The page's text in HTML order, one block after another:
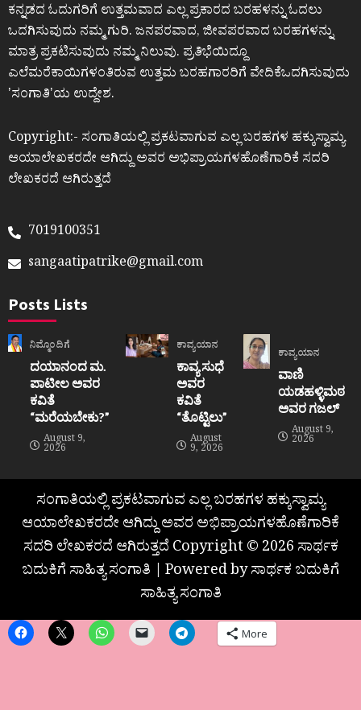
ಕನ್ನಡದ ಓದುಗರಿಗೆ ಉತ್ತಮವಾದ ಎಲ್ಲ ಪ್ರಕಾರದ ಬರಹಳನ್ನು ಓದಲು
ಒದಗಿಸುವುದು ನಮ್ಮ ಗುರಿ. ಜನಪರವಾದ, ಜೀವಪರವಾದ ಬರಹಗಳನ್ನು
ಮಾತ್ರ ಪ್ರಕಟಿಸುವುದು ನಮ್ಮ ನಿಲುವು. ಪ್ರತಿಭೆಯಿದ್ದೂ
ಎಲೆಮರೆಕಾಯಿಗಳಂತಿರುವ ಉತ್ತಮ ಬರಹಗಾರರಿಗೆ ವೇದಿಕೆಒದಗಿಸುವುದು
ʼಸಂಗಾತಿʼಯ ಉದ್ದೇಶ.
Copyright:- ಸಂಗಾತಿಯಲ್ಲಿ ಪ್ರಕಟವಾಗುವ ಎಲ್ಲ ಬರಹಗಳ ಹಕ್ಕುಸ್ವಾಮ್ಯ
ಆಯಾಲೇಖಕರದೇ ಆಗಿದ್ದು ಅವರ ಅಭಿಪ್ರಾಯಗಳಹೊಣೆಗಾರಿಕೆ ಸದರಿ
ಲೇಖಕರದೆ ಆಗಿರುತ್ತದೆ
7019100351
sangaatipatrike@gmail.com
Posts Lists
ನಿಮ್ಮೊಂದಿಗೆ
ದಯಾನಂದ ಮ.
ಪಾಟೀಲ ಅವರ
ಕವಿತೆ
“ಮರೆಯಬೇಕು?”
August 9,
2026
ಕಾವ್ಯಯಾನ
ಕಾವ್ಯ ಸುಧೆ
ಅವರ
ಕವಿತೆ
“ತೊಟ್ಟಿಲು”
August
9, 2026
ಕಾವ್ಯಯಾನ
ವಾಣಿ
ಯಡಹಳ್ಳಿಮಠ
ಅವರ ಗಜಲ್
August 9,
2026
ಸಂಗಾತಿಯಲ್ಲಿ ಪ್ರಕಟವಾಗುವ ಎಲ್ಲ ಬರಹಗಳ ಹಕ್ಕುಸ್ವಾಮ್ಯ
ಆಯಾಲೇಖಕರದೇ ಆಗಿದ್ದು ಅವರ ಅಭಿಪ್ರಾಯಗಳಹೊಣೆಗಾರಿಕೆ
ಸದರಿ ಲೇಖಕರದೆ ಆಗಿರುತ್ತದೆ Copyright © 2026 ಸಾರ್ಥಕ
ಬದುಕಿಗೆ ಸಾಹಿತ್ಯ ಸಂಗಾತಿ | Powered by ಸಾರ್ಥಕ ಬದುಕಿಗೆ
ಸಾಹಿತ್ಯ ಸಂಗಾತಿ
More